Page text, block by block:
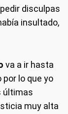
disculpas
insultado,
va a ir hasta
lo que yo
últimas
muy alta